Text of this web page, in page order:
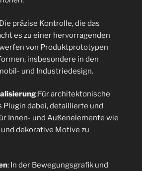
präzise Kontrolle, die das
es zu einer hervorragenden
von Produktprototypen
insbesondere in den
und Industriedesign.
:Für architektonische
Plugin dabei, detaillierte und
Innen- und Außenelemente wie
dekorative Motive zu
: In der Bewegungsgrafik und